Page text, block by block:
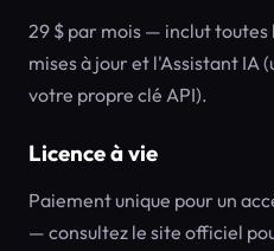
29 $ par mois — inclut
mises à jour et l'Assistant IA
votre propre clé API).
Licence à vie
Paiement unique pour un
— consultez le site officiel